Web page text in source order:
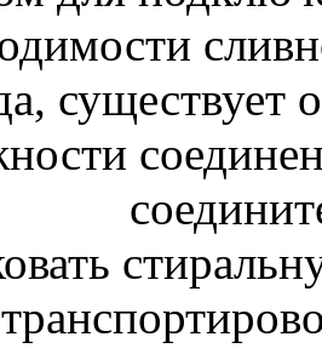
существует